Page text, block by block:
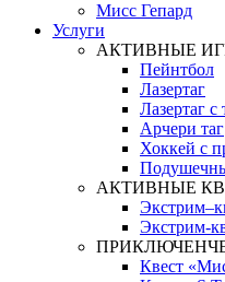
Мисс Гепард
Услуги
АКТИВНЫЕ
Пейнтбол
Лазертаг
Лазертаг
Арчери таг
Хоккей с
АКТИВНЫЕ
Экстрим-
Квест